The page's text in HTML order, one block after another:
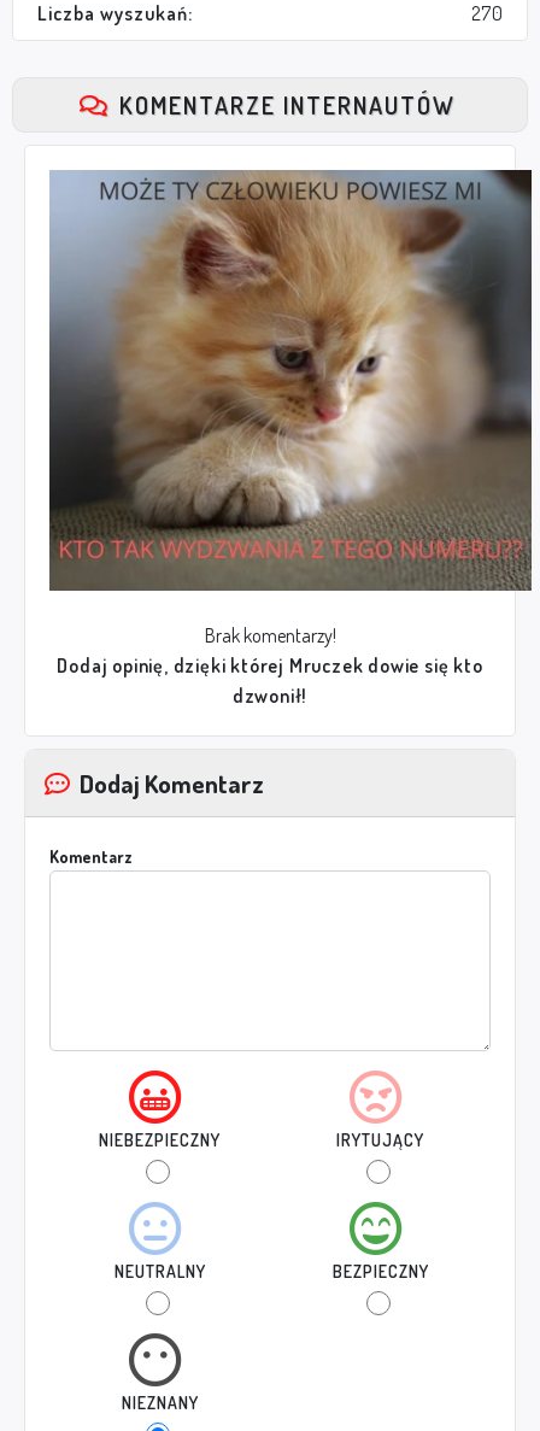
Liczba wyszukań: 270
KOMENTARZE INTERNAUTÓW
Brak komentarzy!
Dodaj opinię, dzięki której Mruczek dowie się kto
dzwonił!
Dodaj Komentarz
Komentarz
NIEBEZPIECZNY IRYTUJĄCY
NEUTRALNY BEZPIECZNY
NIEZNANY